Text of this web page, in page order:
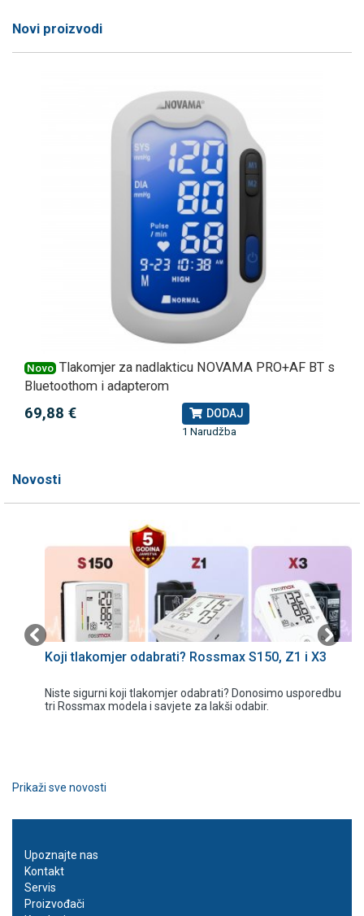
Novi proizvodi
Novo Tlakomjer za nadlakticu NOVAMA PRO+AF BT s
Bluetoothom i adapterom
69,88 € DODAJ
1 Narudžba
Novosti
Koji tlakomjer odabrati? Rossmax S150, Z1 i X3
Niste sigurni koji tlakomjer odabrati? Donosimo usporedbu
tri Rossmax modela i savjete za lakši odabir.
Prikaži sve novosti
Upoznajte nas
Kontakt
Servis
Proizvođači